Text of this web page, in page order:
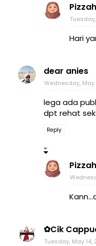
Pizzah
Hari
dear anies
Wednesday, May
lega ada
dpt rehat
Reply
Pizzah
✿Cik
Tuesday, May 14,